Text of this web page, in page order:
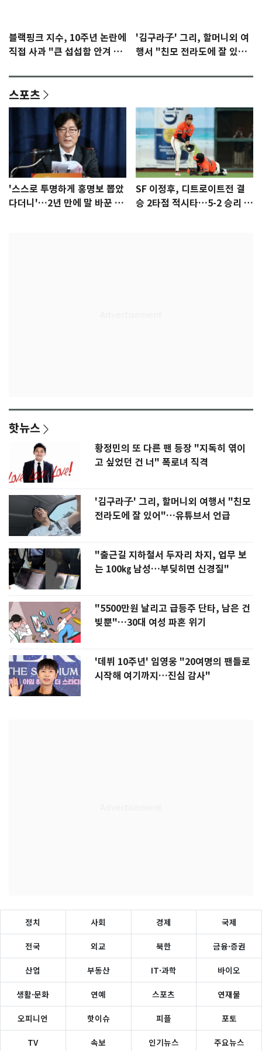
블랙핑크 지수, 10주년 논란에
직접 사과 "큰 섭섭함 안겨 미
'김구라子' 그리, 할머니외 여
행서 "친모 전라도에 잘 있
스포츠
'스스로 투명하게 홍명보 뽑았
다더니'…2년 만에 말 바꾼 이
SF 이정후, 디트로이트전 결
승 2타점 적시타…5-2 승리 견
핫뉴스
황정민의 또 다른 팬 등장 "지독히 엮이
고 싶었던 건 너" 폭로녀 직격
'김구라子' 그리, 할머니외 여행서 "친모
전라도에 잘 있어"…유튜브서 언급
"출근길 지하철서 두자리 차지, 업무 보
는 100㎏ 남성…부딪히면 신경질"
"5500만원 날리고 급등주 단타, 남은 건
빚뿐"…30대 여성 파혼 위기
'데뷔 10주년' 임영웅 "20여명의 팬들로
시작해 여기까지…진심 감사"
정치 사회 경제 국제
전국 외교 북한 금융·증권
산업 부동산 IT·과학 바이오
생활·문화 연예 스포츠 연재물
오피니언 핫이슈 피플 포토
TV 속보 인기뉴스 주요뉴스